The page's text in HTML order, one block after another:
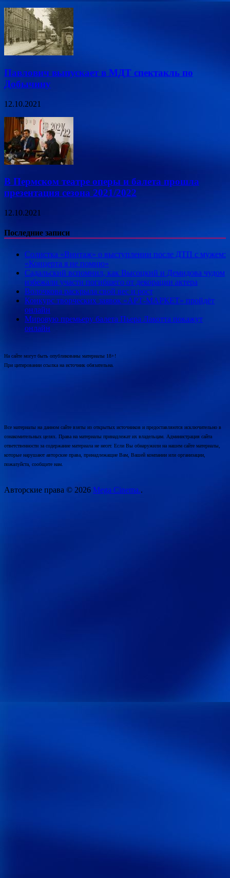
Павлович выпускает в МДТ спектакль по
Добычину
12.10.2021
В Пермском театре оперы и балета прошла
презентация сезона 2021/2022
12.10.2021
Последние записи
Солистка «Винтаж» о выступлении после ДТП с мужем:
«Концерта я не помню»
Садальский вспомнил, как Высоцкий и Демидова чудом
избежали участи погибшего от декорации актера
Волочкова раскрыла свой вес и рост
Конкурс творческих заявок «АРТ-МАРКЕТ» пройдёт
онлайн
Мировую премьеру балета Пьера Лакотта покажут
онлайн
На сайте могут быть опубликованы материалы 18+!
При цитировании ссылка на источник обязательна.
Все материалы на данном сайте взяты из открытых источников и предоставляются исключительно в
ознакомительных целях. Права на материалы принадлежат их владельцам. Администрация сайта
ответственности за содержание материала не несет. Если Вы обнаружили на нашем сайте материалы,
которые нарушают авторские права, принадлежащие Вам, Вашей компании или организации,
пожалуйста, сообщите нам.
Авторские права © 2026 Mega Cinema..